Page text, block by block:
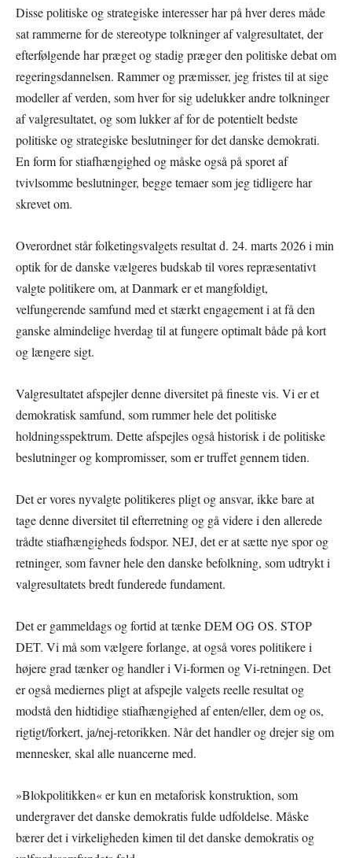
Disse politiske og strategiske interesser har på hver deres måde
sat rammerne for de stereotype tolkninger af valgresultatet, der
efterfølgende har præget og stadig præger den politiske debat om
regeringsdannelsen. Rammer og præmisser, jeg fristes til at sige
modeller af verden, som hver for sig udelukker andre tolkninger
af valgresultatet, og som lukker af for de potentielt bedste
politiske og strategiske beslutninger for det danske demokrati.
En form for stiafhængighed og måske også på sporet af
tvivlsomme beslutninger, begge temaer som jeg tidligere har
skrevet om.
Overordnet står folketingsvalgets resultat d. 24. marts 2026 i min
optik for de danske vælgeres budskab til vores repræsentativt
valgte politikere om, at Danmark er et mangfoldigt,
velfungerende samfund med et stærkt engagement i at få den
ganske almindelige hverdag til at fungere optimalt både på kort
og længere sigt.
Valgresultatet afspejler denne diversitet på fineste vis. Vi er et
demokratisk samfund, som rummer hele det politiske
holdningsspektrum. Dette afspejles også historisk i de politiske
beslutninger og kompromisser, som er truffet gennem tiden.
Det er vores nyvalgte politikeres pligt og ansvar, ikke bare at
tage denne diversitet til efterretning og gå videre i den allerede
trådte stiafhængigheds fodspor. NEJ, det er at sætte nye spor og
retninger, som favner hele den danske befolkning, som udtrykt i
valgresultatets bredt funderede fundament.
Det er gammeldags og fortid at tænke DEM OG OS. STOP
DET. Vi må som vælgere forlange, at også vores politikere i
højere grad tænker og handler i Vi-formen og Vi-retningen. Det
er også mediernes pligt at afspejle valgets reelle resultat og
modstå den hidtidige stiafhængighed af enten/eller, dem og os,
rigtigt/forkert, ja/nej-retorikken. Når det handler og drejer sig om
mennesker, skal alle nuancerne med.
»Blokpolitikken« er kun en metaforisk konstruktion, som
undergraver det danske demokratis fulde udfoldelse. Måske
bærer det i virkeligheden kimen til det danske demokratis og